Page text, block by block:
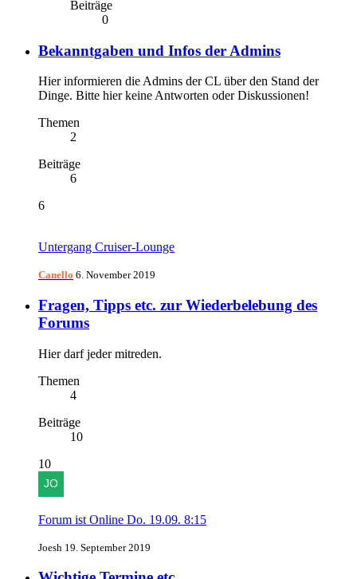
Beiträge
0
Bekanntgaben und Infos der Admins
Hier informieren die Admins der CL über den Stand der
Dinge. Bitte hier keine Antworten oder Diskussionen!
Themen
2
Beiträge
6
6
Untergang Cruiser-Lounge
Canello 6. November 2019
Fragen, Tipps etc. zur Wiederbelebung des
Forums
Hier darf jeder mitreden.
Themen
4
Beiträge
10
10
Forum ist Online Do. 19.09. 8:15
Joesh 19. September 2019